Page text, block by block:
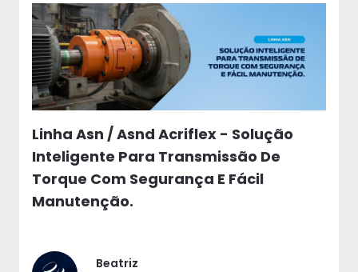
Linha Asn / Asnd Acriflex - Solução
Inteligente Para Transmissão De
Torque Com Segurança E Fácil
Manutenção.
Beatriz